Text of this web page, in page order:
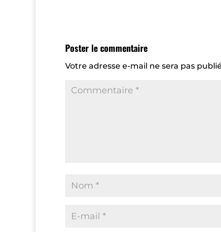
Poster le commentaire
Votre adresse e-mail ne sera pas